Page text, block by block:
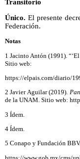
Transitorio
Único. El presente
Federación.
Notas
1 Jacinto Antón (1991).
Sitio web:
https://elpais.com/diario/
2 Javier Aguilar (2019).
de la UNAM. Sitio web:
3 Ídem.
4 Ídem.
5 Conapo y Fundación